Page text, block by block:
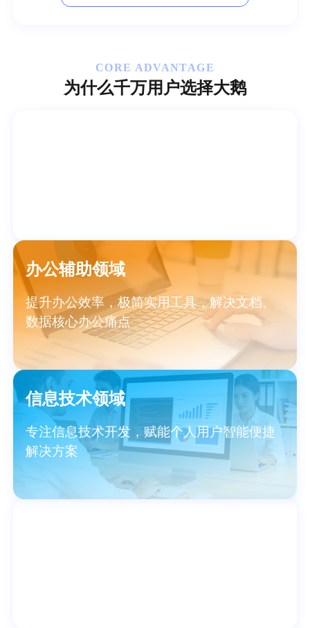
CORE ADVANTAGE
为什么千万用户选择大鹅
办公辅助领域
提升办公效率，极简实用工具，解决文档、
数据核心办公痛点
信息技术领域
专注信息技术开发，赋能个人用户智能便捷
解决方案